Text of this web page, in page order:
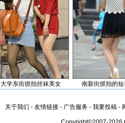
大学东街抓拍丝袜美女 南新街抓拍的
关于我们 - 友情链接 - 广告服务 - 我要投稿 -